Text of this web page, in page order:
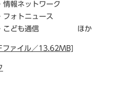
情報ネットワーク
フォトニュース
こども通信 ほか
ァイル／13.62MB]